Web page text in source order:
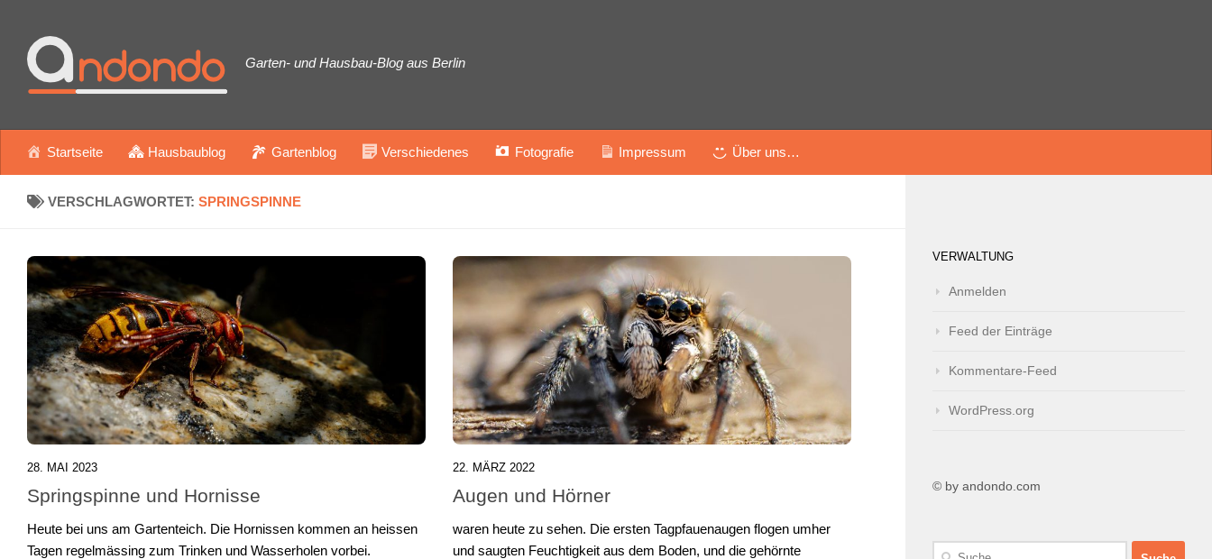
Garten- und Hausbau-Blog aus Berlin
Startseite Hausbaublog Gartenblog Verschiedenes Fotografie Impressum Über uns…
VERSCHLAGWORTET:SPRINGSPINNE
28. MAI 2023
Springspinne und Hornisse
Heute bei uns am Gartenteich. Die Hornissen kommen an heissen
Tagen regelmässing zum Trinken und Wasserholen vorbei.
22. MÄRZ 2022
Augen und Hörner
waren heute zu sehen. Die ersten Tagpfauenaugen flogen umher
und saugten Feuchtigkeit aus dem Boden, und die gehörnte
VERWALTUNG
Anmelden
Feed der Einträge
Kommentare-Feed
WordPress.org
© by andondo.com
Suche